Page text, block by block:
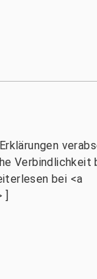
Verbindlichkeit
bei <a
]